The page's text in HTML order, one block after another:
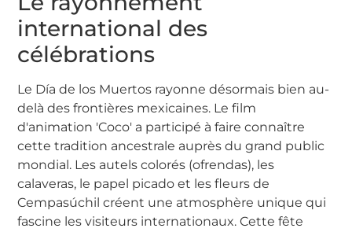
international des
célébrations
Le Día de los Muertos rayonne désormais bien au-
delà des frontières mexicaines. Le film
d'animation 'Coco' a participé à faire connaître
cette tradition ancestrale auprès du grand public
mondial. Les autels colorés (ofrendas), les
calaveras, le papel picado et les fleurs de
Cempasúchil créent une atmosphère unique qui
fascine les visiteurs internationaux. Cette fête